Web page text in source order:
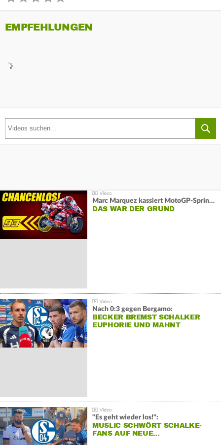
EMPFEHLUNGEN
Marc Marquez kassiert MotoGP-Sprint-Schlappe:
DAS WAR DER GRUND
Nach 0:3 gegen Bergamo:
BECKER BREMST SCHALKER
EUPHORIE UND MAHNT
"Es geht wieder los!":
MUSLIC SCHWÖRT SCHALKE-
FANS AUF NEUE…